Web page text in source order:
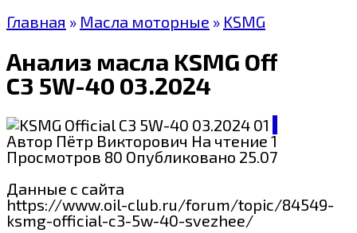
Главная » Масла моторные » KSMG
Анализ масла KSMG Official
C3 5W-40 03.2024
KSMG
Автор Пётр Викторович На чтение 1 мин
Просмотров 80 Опубликовано 25.07.2024
Данные с сайта
https://www.oil-club.ru/forum/topic/84549-
ksmg-official-c3-5w-40-svezhee/